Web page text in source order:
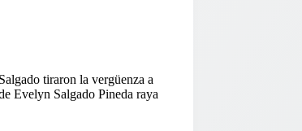
tiraron la vergüenza a
Evelyn Salgado Pineda raya